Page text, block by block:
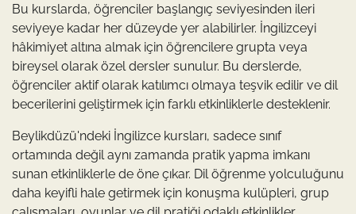
Bu kurslarda, öğrenciler başlangıç seviyesinden ileri
seviyeye kadar her düzeyde yer alabilirler. İngilizceyi
hâkimiyet altına almak için öğrencilere grupta veya
bireysel olarak özel dersler sunulur. Bu derslerde,
öğrenciler aktif olarak katılımcı olmaya teşvik edilir ve dil
becerilerini geliştirmek için farklı etkinliklerle desteklenir.
Beylikdüzü'ndeki İngilizce kursları, sadece sınıf
ortamında değil aynı zamanda pratik yapma imkanı
sunan etkinliklerle de öne çıkar. Dil öğrenme yolculuğunu
daha keyifli hale getirmek için konuşma kulüpleri, grup